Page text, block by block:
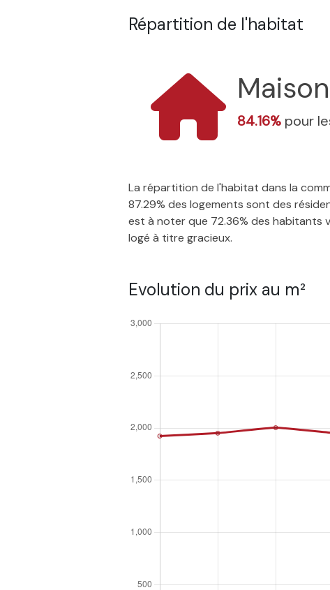
Répartition de l'habitat
84.16% pour
La répartition de l'habitat dans la
87.29% des logements sont des
est à noter que 72.36% des habitants
logé à titre gracieux.
Evolution du prix au m²